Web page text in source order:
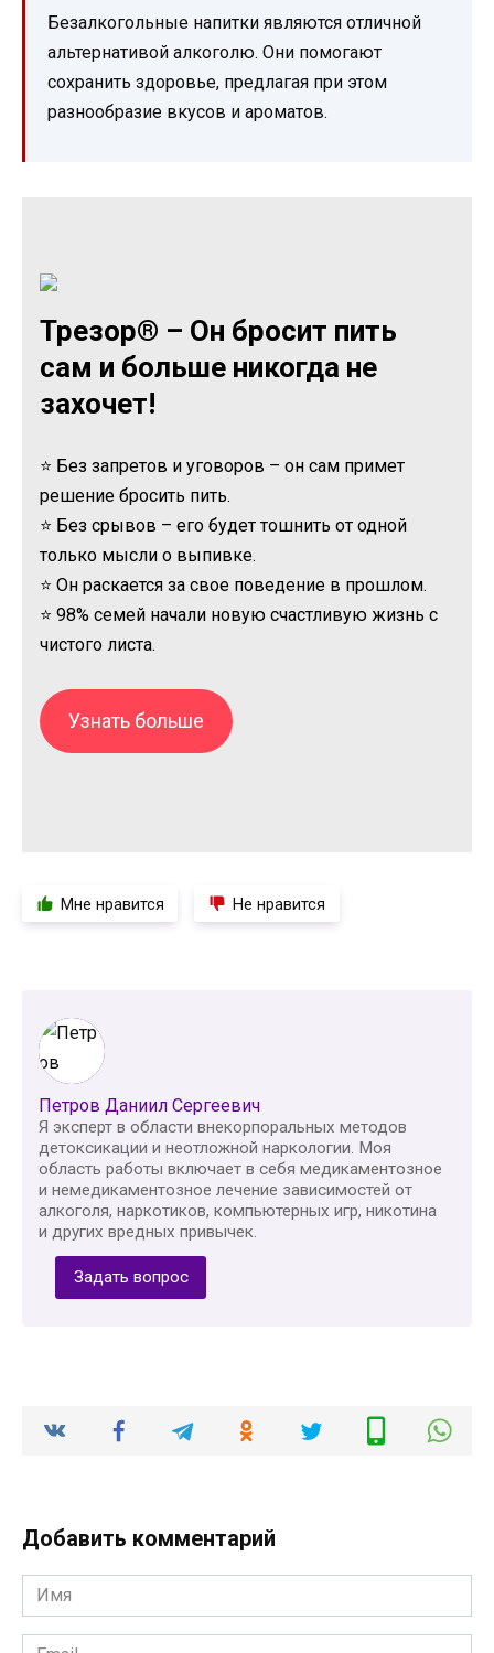
Безалкогольные напитки являются отличной
альтернативой алкоголю. Они помогают
сохранить здоровье, предлагая при этом
разнообразие вкусов и ароматов.
Трезор® – Он бросит пить
сам и больше никогда не
захочет!
⭐ Без запретов и уговоров – он сам примет
решение бросить пить.
⭐ Без срывов – его будет тошнить от одной
только мысли о выпивке.
⭐ Он раскается за свое поведение в прошлом.
⭐ 98% семей начали новую счастливую жизнь с
чистого листа.
Узнать больше
Мне нравится Не нравится
Петров Даниил Сергеевич
Я эксперт в области внекорпоральных методов
детоксикации и неотложной наркологии. Моя
область работы включает в себя медикаментозное
и немедикаментозное лечение зависимостей от
алкоголя, наркотиков, компьютерных игр, никотина
и других вредных привычек.
Задать вопрос
Добавить комментарий
Имя
*
Email